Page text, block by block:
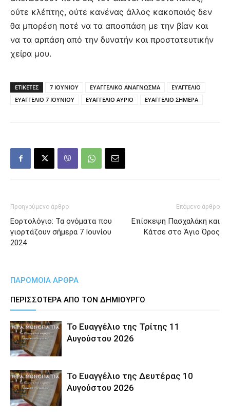
ούτε κλέπτης, ούτε κανένας άλλος κακοποιός δεν
θα μπορέση ποτέ να τα αποσπάση με την βίαν και
να τα αρπάση από την δυνατήν και προστατευτικήν
χείρα μου.
ΕΤΙΚΕΤΕΣ 7 ΙΟΥΝΙΟΥ ΕΥΑΓΓΕΛΙΚΟ ΑΝΑΓΝΩΣΜΑ
ΕΥΑΓΓΕΛΙΟ
ΕΥΑΓΓΕΛΙΟ 7 ΙΟΥΝΙΟΥ
ΕΥΑΓΓΕΛΙΟ ΑΥΡΙΟ ΕΥΑΓΓΕΛΙΟ ΣΗΜΕΡΑ
Προηγούμενο άρθρο
Εορτολόγιο: Τα ονόματα που
γιορτάζουν σήμερα 7 Ιουνίου
2024
Επόμενο άρθρο
Επίσκεψη Πασχαλάκη και
Κάτσε στο Άγιο Όρος
ΠΑΡΟΜΟΙΑ ΑΡΘΡΑ
ΠΕΡΙΣΣΟΤΕΡΑ ΑΠΟ ΤΟΝ ΔΗΜΙΟΥΡΓΟ
Το Ευαγγέλιο της Τρίτης 11
Αυγούστου 2026
Το Ευαγγέλιο της Δευτέρας 10
Αυγούστου 2026